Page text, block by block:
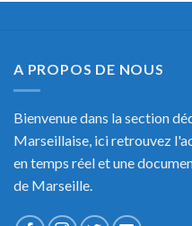
A PROPOS DE NOUS
Bienvenue dans la section
Marseillaise, ici retrouvez
en temps réel et une
de Marseille.